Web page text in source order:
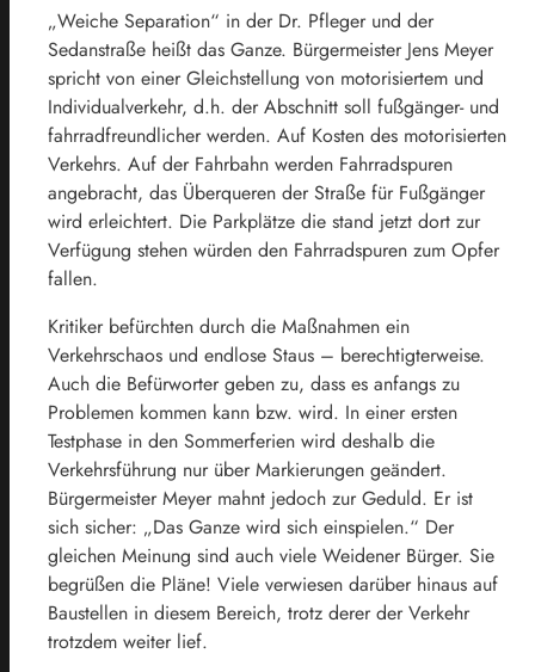
„Weiche Separation“ in der Dr. Pfleger und der
Sedanstraße heißt das Ganze. Bürgermeister Jens Meyer
spricht von einer Gleichstellung von motorisiertem und
Individualverkehr, d.h. der Abschnitt soll fußgänger- und
fahrradfreundlicher werden. Auf Kosten des motorisierten
Verkehrs. Auf der Fahrbahn werden Fahrradspuren
angebracht, das Überqueren der Straße für Fußgänger
wird erleichtert. Die Parkplätze die stand jetzt dort zur
Verfügung stehen würden den Fahrradspuren zum Opfer
fallen.
Kritiker befürchten durch die Maßnahmen ein
Verkehrschaos und endlose Staus – berechtigterweise.
Auch die Befürworter geben zu, dass es anfangs zu
Problemen kommen kann bzw. wird. In einer ersten
Testphase in den Sommerferien wird deshalb die
Verkehrsführung nur über Markierungen geändert.
Bürgermeister Meyer mahnt jedoch zur Geduld. Er ist
sich sicher: „Das Ganze wird sich einspielen.“ Der
gleichen Meinung sind auch viele Weidener Bürger. Sie
begrüßen die Pläne! Viele verwiesen darüber hinaus auf
Baustellen in diesem Bereich, trotz derer der Verkehr
trotzdem weiter lief.